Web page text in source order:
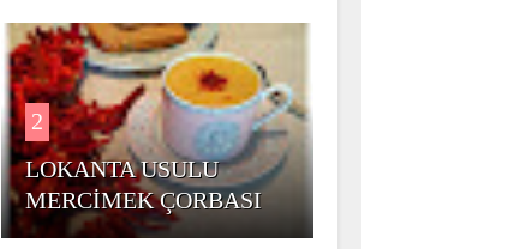
2
LOKANTA USULU
MERCİMEK ÇORBASI